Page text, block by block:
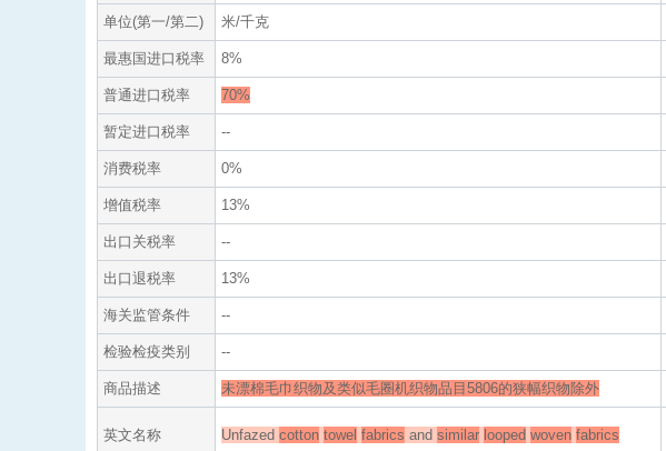
单位(第一/第二) 米/千克
最惠国进口税率 8%
普通进口税率 70%
暂定进口税率 --
消费税率 0%
增值税率 13%
出口关税率 --
出口退税率 13%
海关监管条件 --
检验检疫类别 --
商品描述 未漂棉毛巾织物及类似毛圈机织物品目5806的狭幅织物除外
英文名称 Unfazed cotton towel fabrics and similar looped woven fabrics